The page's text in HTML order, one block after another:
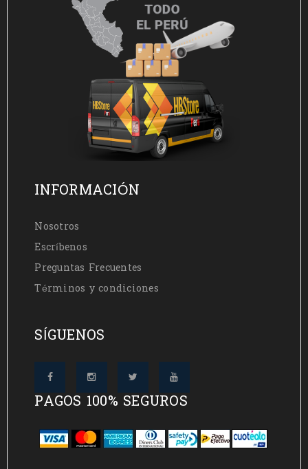
INFORMACIÓN
Nosotros
Escríbenos
Preguntas Frecuentes
Términos y condiciones
SÍGUENOS
PAGOS 100% SEGUROS